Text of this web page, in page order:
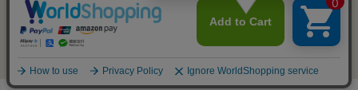
↑
PAGE TOP